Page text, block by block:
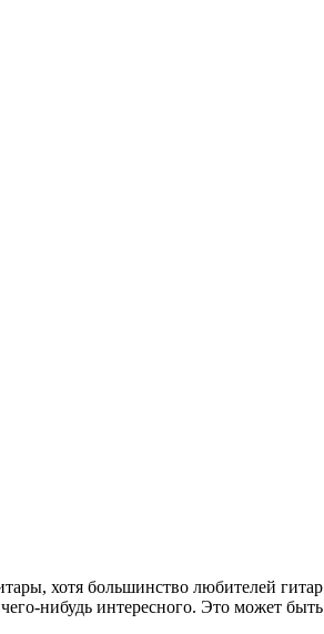
хотя большинство любителей
нибудь интересного. Это может быть